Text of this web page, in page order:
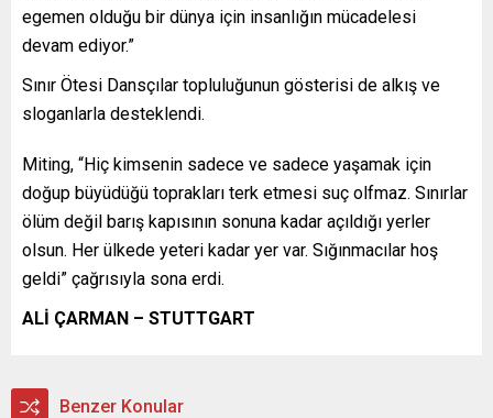
egemen olduğu bir dünya için insanlığın mücadelesi
devam ediyor.”
Sınır Ötesi Dansçılar topluluğunun gösterisi de alkış ve
sloganlarla desteklendi.
Miting, “Hiç kimsenin sadece ve sadece yaşamak için
doğup büyüdüğü toprakları terk etmesi suç olfmaz. Sınırlar
ölüm değil barış kapısının sonuna kadar açıldığı yerler
olsun. Her ülkede yeteri kadar yer var. Sığınmacılar hoş
geldi” çağrısıyla sona erdi.
ALİ ÇARMAN – STUTTGART
Benzer Konular